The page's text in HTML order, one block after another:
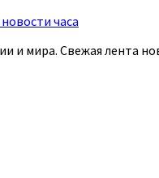
часа
и мира. Свежая лента